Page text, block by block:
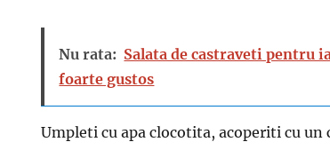
Nu rata: Salata de castraveti pentru
foarte gustos
Umpleti cu apa clocotita, acoperiti cu un